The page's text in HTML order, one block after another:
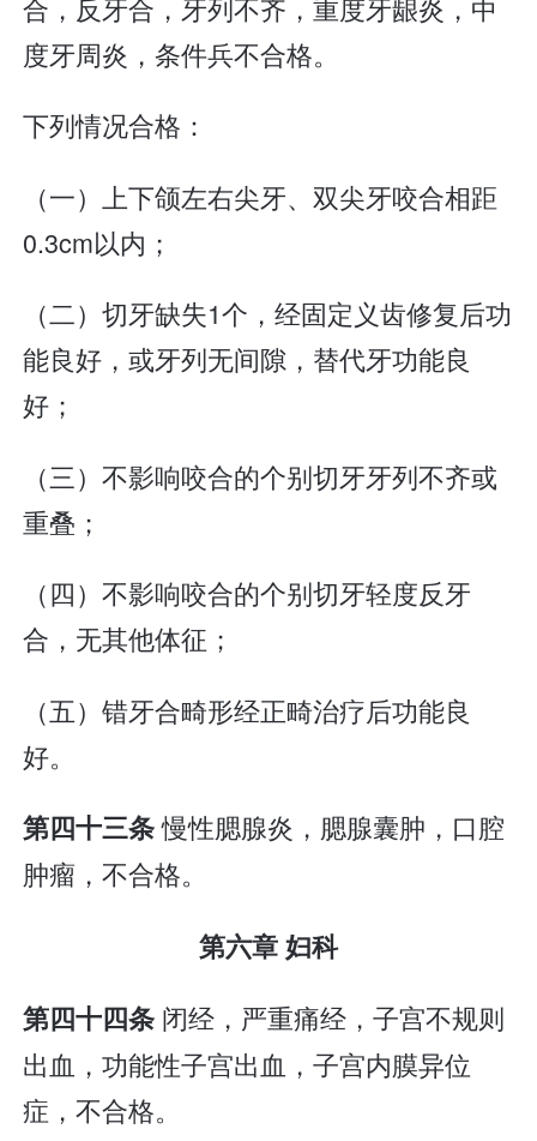
合，反牙合，牙列不齐，重度牙龈炎，中
度牙周炎，条件兵不合格。
下列情况合格：
（一）上下颌左右尖牙、双尖牙咬合相距
0.3cm以内；
（二）切牙缺失1个，经固定义齿修复后功
能良好，或牙列无间隙，替代牙功能良
好；
（三）不影响咬合的个别切牙牙列不齐或
重叠；
（四）不影响咬合的个别切牙轻度反牙
合，无其他体征；
（五）错牙合畸形经正畸治疗后功能良
好。
第四十三条慢性腮腺炎，腮腺囊肿，口腔
肿瘤，不合格。
第六章 妇科
第四十四条 闭经，严重痛经，子宫不规则
出血，功能性子宫出血，子宫内膜异位
症，不合格。